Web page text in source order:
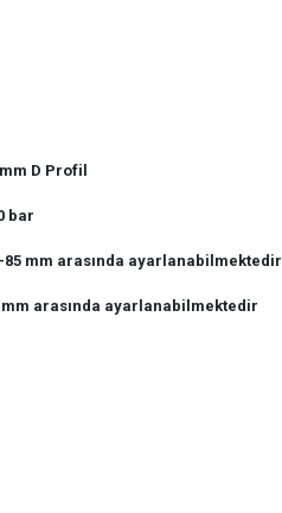
D Profil
bar
85 mm arasında ayarlanabilmektedir
mm arasında ayarlanabilmektedir